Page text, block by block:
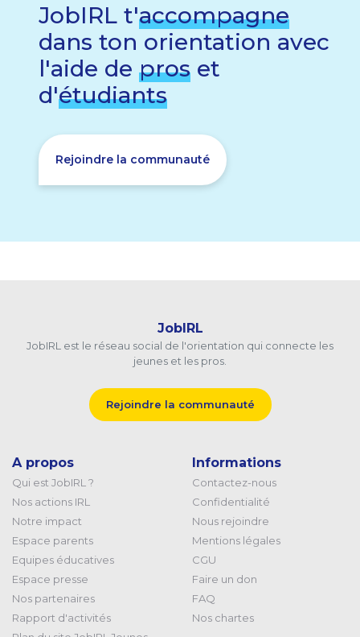
JobIRL t'accompagne
dans ton orientation avec
l'aide de pros et
d'étudiants
Rejoindre la communauté
JobIRL
JobIRL est le réseau social de l'orientation qui connecte les
jeunes et les pros.
Rejoindre la communauté
A propos
Qui est JobIRL ?
Nos actions IRL
Notre impact
Espace parents
Equipes éducatives
Espace presse
Nos partenaires
Rapport d'activités
Informations
Contactez-nous
Confidentialité
Nous rejoindre
Mentions légales
CGU
Faire un don
FAQ
Nos chartes